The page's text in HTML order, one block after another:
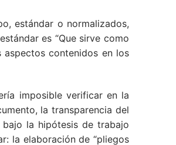
estándar o normalizados,
es “Que sirve como
contenidos en los
imposible verificar en la
la transparencia del
la hipótesis de trabajo
la elaboración de “pliegos